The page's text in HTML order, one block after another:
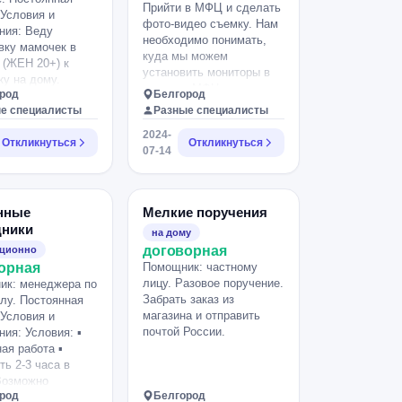
и
Веду
мамочек в
(ЖЕН 20+) к
на дому.
с
эффективное
в процессе
на карту с
месяца.
30000-40000
2-4мес.
в первый
20000. Гарантия
График,
в декрет.
на
Telegram
скрыт] Там же
работы.
всех, выберу
специалисты
Откликнуться
Прийти в МФЦ и сделать
фото-видео съемку. Нам
необходимо понимать,
куда мы можем
установить мониторы в
текущих МФЦ г.
Белгорода. Мониторы
располагаются зачастую
на колоннах в залах
ожидания. Поэтому на
голосом). В каждом
филиале время до 20
минут Для выполнения
задания, Вам
необходимо прийти в
МФЦ по указанным
адресам и сделать: 1.
Непрерывное видео в
Панорамные и обычные
Белгород
Разные специалисты
2024-
07-14
Откликнуться
менеджера по
Постоянная
и
Условия: ▪
работа ▪
2-3 часа в
с учебой ▪
Мелкие поручения
на дому
договорная
Помощник: частному
лицу. Разовое поручение.
Забрать заказ из
магазина и отправить
почтой России.
Белгород